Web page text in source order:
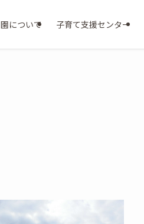
園について 子育て支援センター